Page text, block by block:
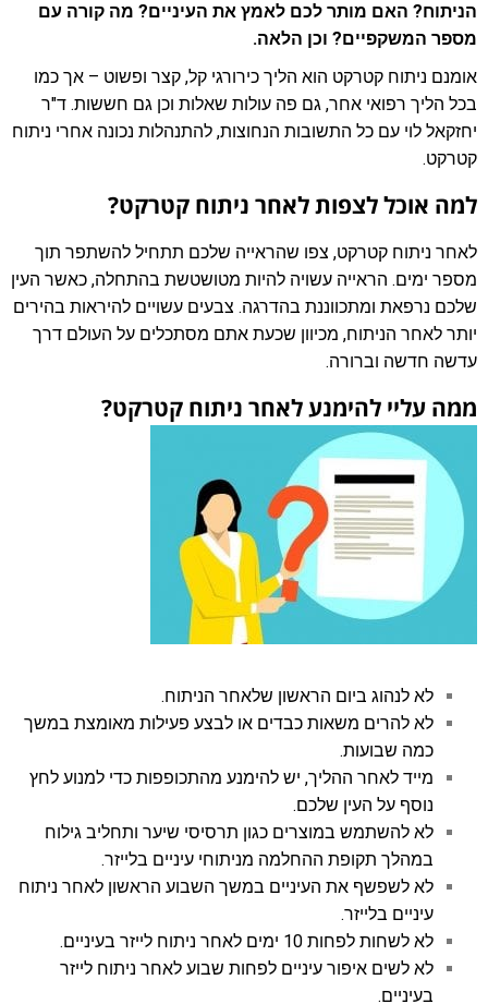
הניתוח? האם מותר לכם לאמץ את העיניים? מה קורה עם
מספר המשקפיים? וכן הלאה.
אומנם ניתוח קטרקט הוא הליך כירורגי קל, קצר ופשוט – אך כמו
בכל הליך רפואי אחר, גם פה עולות שאלות וכן גם חששות.ד"ר
יחזקאל לויעם כל התשובות הנחוצות, להתנהלות נכונה אחרי ניתוח
קטרקט.
למה אוכל לצפות לאחר ניתוח קטרקט?
לאחר ניתוח קטרקט, צפו שהראייה שלכם תתחיל להשתפר תוך
מספר ימים. הראייה עשויה להיות מטושטשת בהתחלה, כאשר העין
שלכם נרפאת ומתכווננת בהדרגה. צבעים עשויים להיראות בהירים
יותר לאחר הניתוח, מכיוון שכעת אתם מסתכלים על העולם דרך
עדשה חדשה וברורה.
ממה עליי להימנע לאחר ניתוח קטרקט?
לא לנהוג ביום הראשון שלאחר הניתוח.
לא להרים משאות כבדים או לבצע פעילות מאומצת במשך
כמה שבועות.
מייד לאחר ההליך, יש להימנע מהתכופפות כדי למנוע לחץ
נוסף על העין שלכם.
לא להשתמש במוצרים כגון תרסיסי שיער ותחליב גילוח
במהלך תקופת ההחלמה מניתוחי עיניים בלייזר.
לא לשפשף את העיניים במשך השבוע הראשון לאחרניתוח
עיניים בלייזר.
לא לשחות לפחות 10 ימים לאחר ניתוח לייזר בעיניים.
לא לשים איפור עיניים לפחות שבוע לאחר ניתוח לייזר
בעיניים.